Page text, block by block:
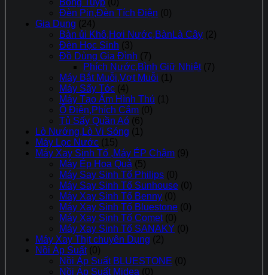
Bóng Tuýp (0)
Đèn Pin,Đèn Tích Điện (0)
Gia Dụng (24)
Bàn ủi Khô,Hơi Nước,BànLà Cây (2)
Đèn Học Sinh (3)
Đồ Dùng Gia Đình (7)
Phích Nước,Bình Giữ Nhiệt (7)
Máy Bắt Muỗi,Vợt Muỗi (1)
Máy Sấy Tóc (4)
Máy Tạo Ẩm Hình Thú (1)
Ổ Điện,Phích Cắm (0)
Tủ Sấy Quần Aó (6)
Lò Nướng,Lò Vi Sóng (1)
Máy Lọc Nước (15)
Máy Xay Sinh Tố ,Máy ÉP Chậm (9)
Máy Ép Hoa Quả (5)
Máy Say Sinh Tố Philips (0)
Máy Say Sinh Tố Sunhouse (0)
Máy Xay Sinh Tố Benny (0)
Máy Xay Sinh Tố Bluestone (0)
Máy Xay Sinh Tố Comet (0)
Máy Xay Sinh Tố SANAKY (0)
Máy Xay Thịt chuyên Dụng (2)
Nồi Áp Suất (0)
Nồi Áp Suất BLUESTONE (0)
Nồi Áp Suất Midea (0)